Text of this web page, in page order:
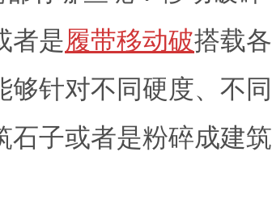
者是履带移动破搭载各
针对不同硬度、不同
石子或者是粉碎成建筑